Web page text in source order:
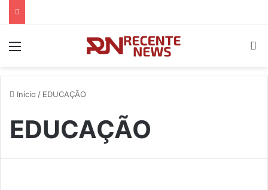
Início / EDUCAÇÃO
EDUCAÇÃO